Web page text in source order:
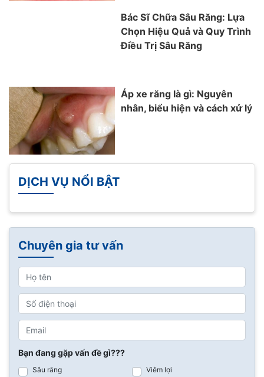
Bác Sĩ Chữa Sâu Răng: Lựa
Chọn Hiệu Quả và Quy Trình
Điều Trị Sâu Răng
Áp xe răng là gì: Nguyên
nhân, biểu hiện và cách xử lý
DỊCH VỤ NỔI BẬT
Chuyên gia tư vấn
Bạn đang gặp vấn đề gì???
Sâu răng
Viêm lợi